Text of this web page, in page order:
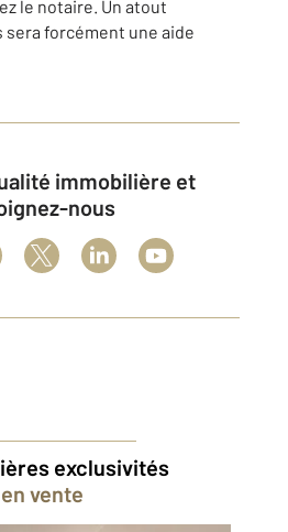
le notaire. Un atout
sera forcément une aide
nous
exclusivités
en vente